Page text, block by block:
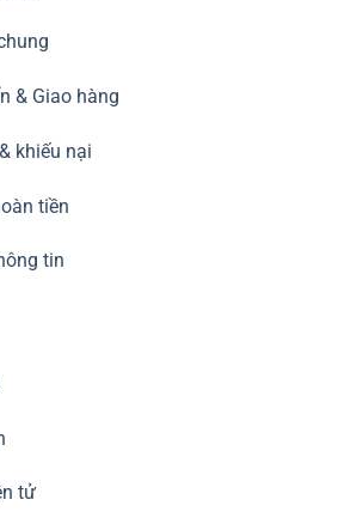
& Giao hàng
khiếu nại
tiền
tin
tử